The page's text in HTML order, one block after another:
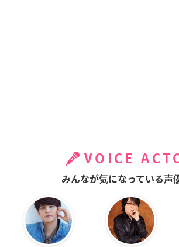
VOICE
みんなが気になっている声